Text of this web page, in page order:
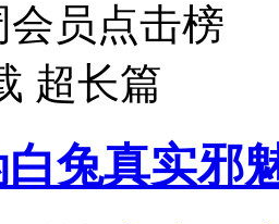
会员点击榜
超长篇
兔真实邪